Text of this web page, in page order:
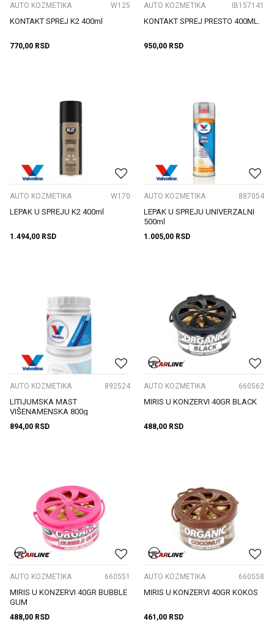
AUTO KOZMETIKA W125
KONTAKT SPREJ K2 400ml
770,00 RSD
AUTO KOZMETIKA IB157141
KONTAKT SPREJ PRESTO 400ML.
950,00 RSD
AUTO KOZMETIKA W170
LEPAK U SPREJU K2 400ml
1.494,00 RSD
AUTO KOZMETIKA 887054
LEPAK U SPREJU UNIVERZALNI
500ml
1.005,00 RSD
AUTO KOZMETIKA 892524
LITIJUMSKA MAST
VIŠENAMENSKA 800g
894,00 RSD
AUTO KOZMETIKA 660562
MIRIS U KONZERVI 40GR BLACK
488,00 RSD
AUTO KOZMETIKA 660551
MIRIS U KONZERVI 40GR BUBBLE
GUM
488,00 RSD
AUTO KOZMETIKA 660558
MIRIS U KONZERVI 40GR KOKOS
461,00 RSD